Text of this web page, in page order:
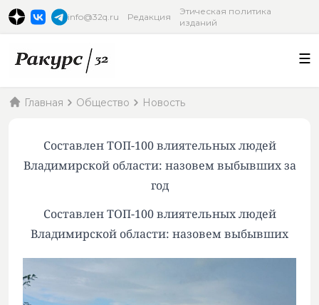
info@32q.ru Редакция
Этическая политика
изданий
Главная Общество Новость
Составлен ТОП-100 влиятельных людей
Владимирской области: назовем выбывших за
год
Составлен ТОП-100 влиятельных людей
Владимирской области: назовем выбывших